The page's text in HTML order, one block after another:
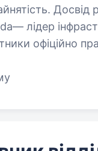
Досвід
лідер
офіційно